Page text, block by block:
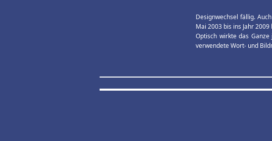
Designwechsel fällig.
Mai 2003 bis ins Jahr 2009
Optisch wirkte das
verwendete Wort- und